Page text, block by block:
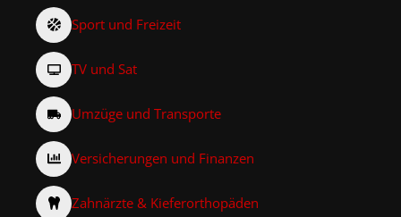
Sport und Freizeit
TV und Sat
Umzüge und Transporte
Versicherungen und Finanzen
Zahnärzte & Kieferorthopäden